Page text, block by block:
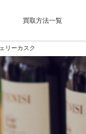
買取方法一覧
リーカスク